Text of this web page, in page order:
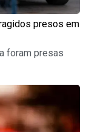
presos em
foram presas